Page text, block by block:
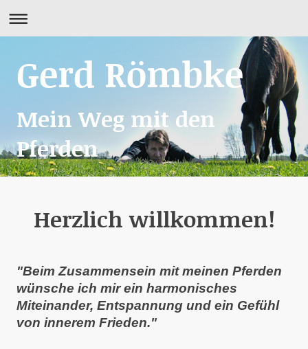
Gerd Römbke
Mein Weg mit den
Pferden
Herzlich willkommen!
"Beim Zusammensein mit meinen Pferden
wünsche ich mir ein harmonisches
Miteinander, Entspannung und ein Gefühl
von innerem Frieden."